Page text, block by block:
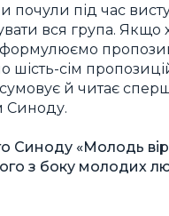
почули під час
вся група. Якщо
шість-сім
й читає
Синоду.
Синоду «Молодь
з боку молодих